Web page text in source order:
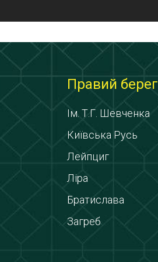
Правий берег
Ім. Т.Г. Шевченка
Київська Русь
Лейпциг
Ліра
Братислава
Загреб